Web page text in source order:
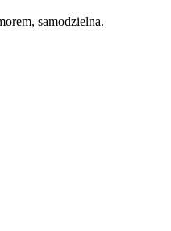
samodzielna.